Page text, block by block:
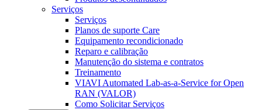
Serviços
Serviços
Planos de suporte Care
Equipamento recondicionado
Reparo e calibração
Manutenção do sistema e contratos
Treinamento
VIAVI Automated Lab-as-a-Service for Open
RAN (VALOR)
Como Solicitar Serviços